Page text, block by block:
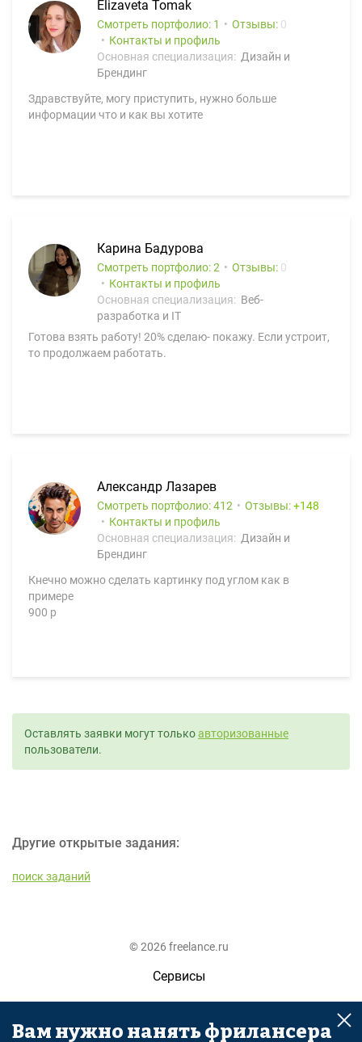
Elizaveta Tomak
Смотреть портфолио: 1 Отзывы: 0
Контакты и профиль
Основная специализация: Дизайн и
Брендинг
Здравствуйте, могу приступить, нужно больше
информации что и как вы хотите
Карина Бадурова
Смотреть портфолио: 2 Отзывы: 0
Контакты и профиль
Основная специализация: Веб-
разработка и IT
Готова взять работу! 20% сделаю- покажу. Если устроит,
то продолжаем работать.
Александр Лазарев
Смотреть портфолио: 412 Отзывы:
148
Контакты и профиль
Основная специализация: Дизайн и
Брендинг
Кнечно можно сделать картинку под углом как в
примере
900 р
Оставлять заявки могут толькоавторизованные
пользователи.
Другие открытые задания:
поиск заданий
© 2026 freelance.ru
Сервисы
Поиск
Вам нужно нанять фрилансера